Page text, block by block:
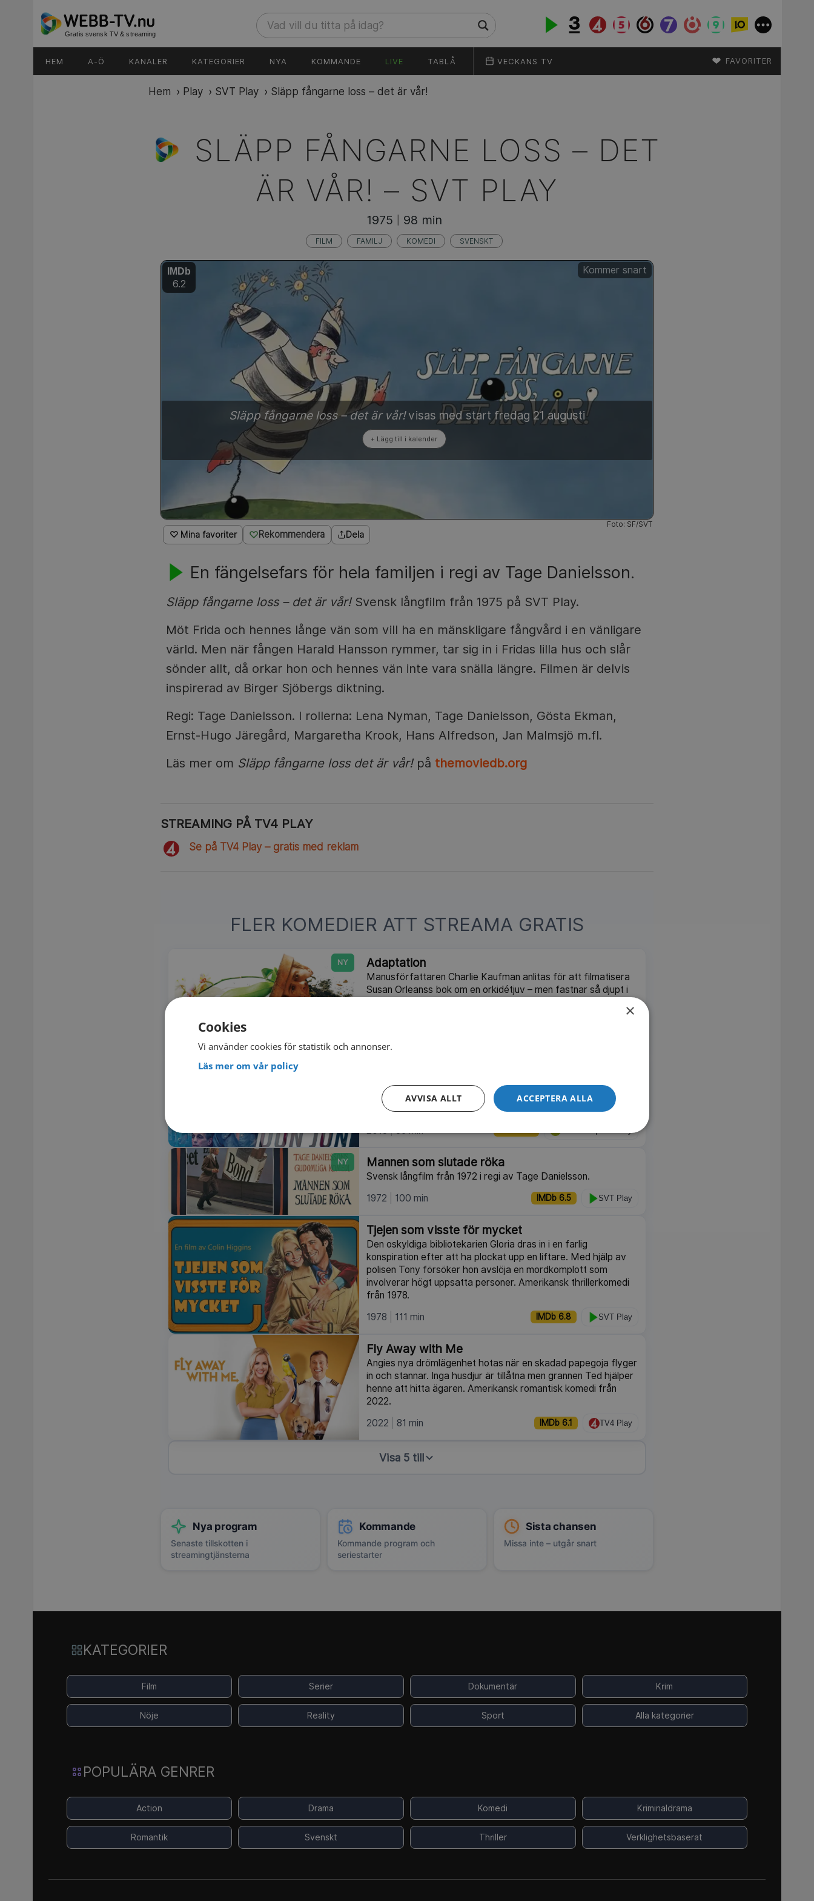
Gratis svensk TV & streaming
HEM A-Ö KANALER KATEGORIER NYA KOMMANDE LIVE TABLÅ VECKANS TV ♥ FAVORITER
Hem › Play › SVT Play › Släpp fångarne loss – det är vår!
SLÄPP FÅNGARNE LOSS – DET
ÄR VÅR! – SVT PLAY
♡ Mina favoriter Rekommendera Dela
En fängelsefars för hela familjen i regi av Tage Danielsson.
Släpp fångarne loss – det är vår!Svensk långfilm från 1975 på SVT Play.
Möt Frida och hennes långe vän som vill ha en mänskligare fångvård i en vänligare
värld. Men när fången Harald Hansson rymmer, tar sig in i Fridas lilla hus och slår
sönder allt, då orkar hon och hennes vän inte vara snälla längre. Filmen är delvis
inspirerad av Birger Sjöbergs diktning.
Regi: Tage Danielsson. I rollerna: Lena Nyman, Tage Danielsson, Gösta Ekman,
Ernst-Hugo Järegård, Margaretha Krook, Hans Alfredson, Jan Malmsjö m.fl.
Läs mer om Släpp fångarne loss det är vår!på themoviedb.org
Foto: SF/SVT
1975 98 min
FILM FAMILJ KOMEDI SVENSKT
IMDb
6.2
Kommer snart
Släpp fångarne loss – det är vår!visas med start fredag 21 augusti
STREAMING PÅ TV4 PLAY
Se på TV4 Play – gratis med reklam
FLER KOMEDIER ATT STREAMA GRATIS
NY Adaptation
Manusförfattaren Charlie Kaufman anlitas för att filmatisera
Susan Orleanss bok om en orkidétjuv – men fastnar så djupt i
Don Martell är en vanlig kille från New Jersey, vars liv kretsar
kring familjen, vännerna, kyrkan – och porr. Amerikansk
långfilm från 2013.
2013
86 min
NY Mannen som slutade röka
Svensk långfilm från 1972 i regi av Tage Danielsson.
1972
100 min IMDb 6.5 SVT Play
Tjejen som visste för mycket
Den oskyldiga bibliotekarien Gloria dras in i en farlig
konspiration efter att ha plockat upp en liftare. Med hjälp av
polisen Tony försöker hon avslöja en mordkomplott som
involverar högt uppsatta personer. Amerikansk thrillerkomedi
från 1978.
1978
111 min IMDb 6.8 SVT Play
Fly Away with Me
Angies nya drömlägenhet hotas när en skadad papegoja flyger
in och stannar. Inga husdjur är tillåtna men grannen Ted hjälper
henne att hitta ägaren. Amerikansk romantisk komedi från
2022.
2022
81 min IMDb 6.1 TV4 Play
Visa 5 till
Nya program
Senaste tillskotten i
streamingtjänsterna
Kommande
Kommande program och
seriestarter
Sista chansen
Missa inte – utgår snart
KATEGORIER
Film Serier Dokumentär Krim
Nöje Reality Sport Alla kategorier
POPULÄRA GENRER
Action Drama Komedi Kriminaldrama
Romantik Svenskt Thriller Verklighetsbaserat
×
Cookies
Vi använder cookies för statistik och annonser.
Läs mer om vår policy
ACCEPTERA ALLA
AVVISA ALLT